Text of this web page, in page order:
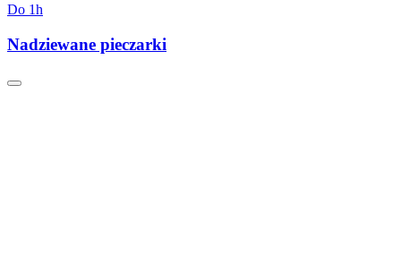
Do 1h
Nadziewane pieczarki